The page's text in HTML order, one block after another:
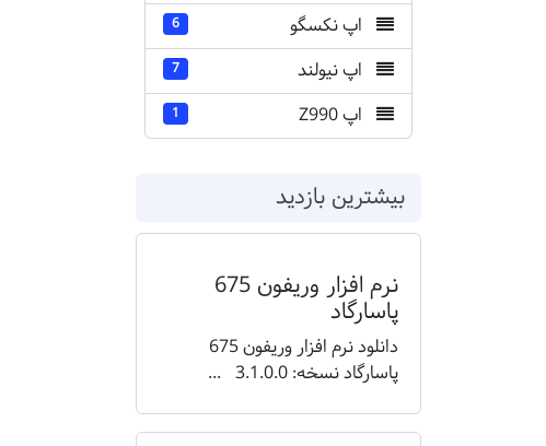
اپ نکسگو 6
اپ نیولند 7
اپ Z990 1
بیشترین بازدید
نرم افزار وریفون 675
پاسارگاد
دانلود نرم افزار وریفون 675
پاسارگاد نسخه: 3.1.0.0 ...